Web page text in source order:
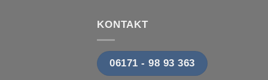
KONTAKT
06171 - 98 93 363